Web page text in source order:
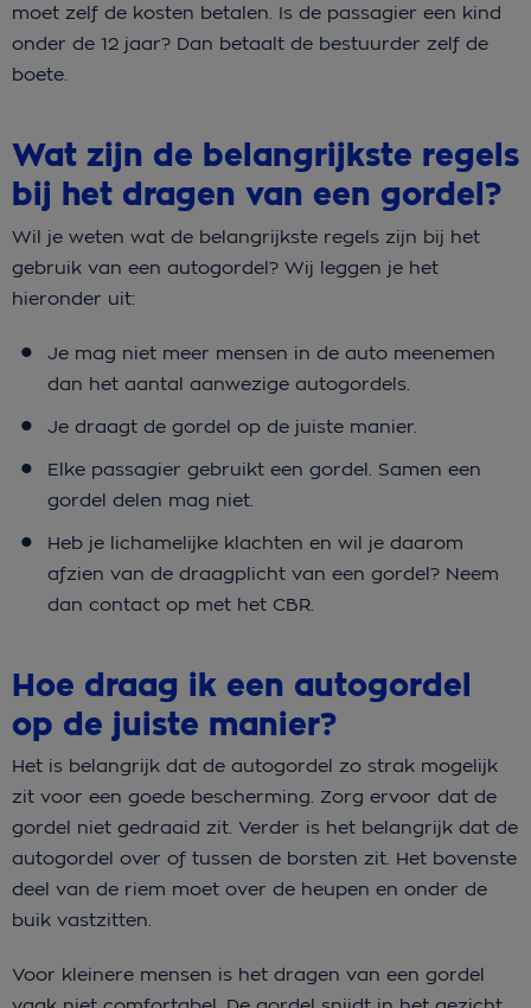
moet zelf de kosten betalen. Is de passagier een kind
onder de 12 jaar? Dan betaalt de bestuurder zelf de
boete.
Wat zijn de belangrijkste regels
bij het dragen van een gordel?
Wil je weten wat de belangrijkste regels zijn bij het
gebruik van een autogordel? Wij leggen je het
hieronder uit:
Je mag niet meer mensen in de auto meenemen
dan het aantal aanwezige autogordels.
Je draagt de gordel op de juiste manier.
Elke passagier gebruikt een gordel. Samen een
gordel delen mag niet.
Heb je lichamelijke klachten en wil je daarom
afzien van de draagplicht van een gordel? Neem
dan contact op met het CBR.
Hoe draag ik een autogordel
op de juiste manier?
Het is belangrijk dat de autogordel zo strak mogelijk
zit voor een goede bescherming. Zorg ervoor dat de
gordel niet gedraaid zit. Verder is het belangrijk dat de
autogordel over of tussen de borsten zit. Het bovenste
deel van de riem moet over de heupen en onder de
buik vastzitten.
Voor kleinere mensen is het dragen van een gordel